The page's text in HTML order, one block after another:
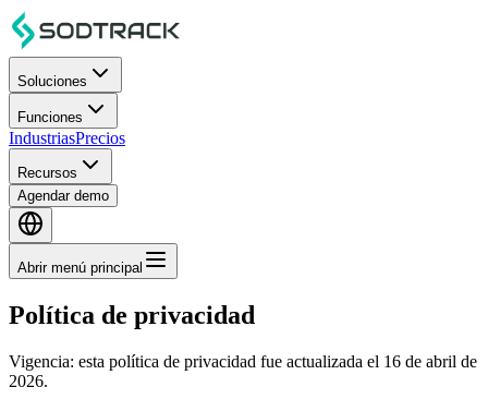
Soluciones
Funciones
IndustriasPrecios
Recursos
Agendar demo
Abrir menú principal
Política de privacidad
Vigencia: esta política de privacidad fue actualizada el 16 de abril de
2026.